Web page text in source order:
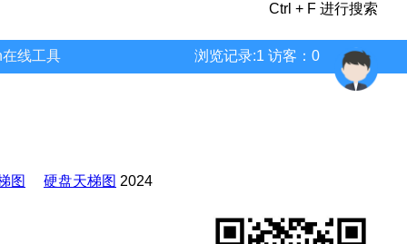
Ctrl + F 进行搜索
线工具 浏览记录:1 访客：0
图 硬盘天梯图 2024